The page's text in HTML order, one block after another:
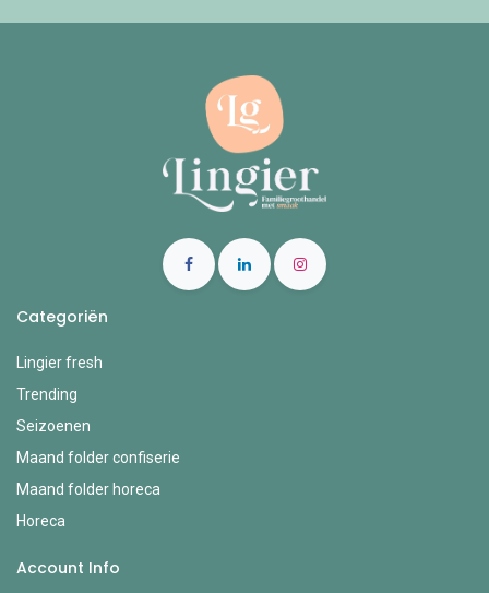
Categoriën
Lingier fresh
Trending
Seizoenen
Maand folder confiserie
Maand folder horeca
Horeca
Account Info